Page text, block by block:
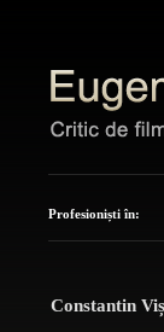
Profesioniști în:
Constantin